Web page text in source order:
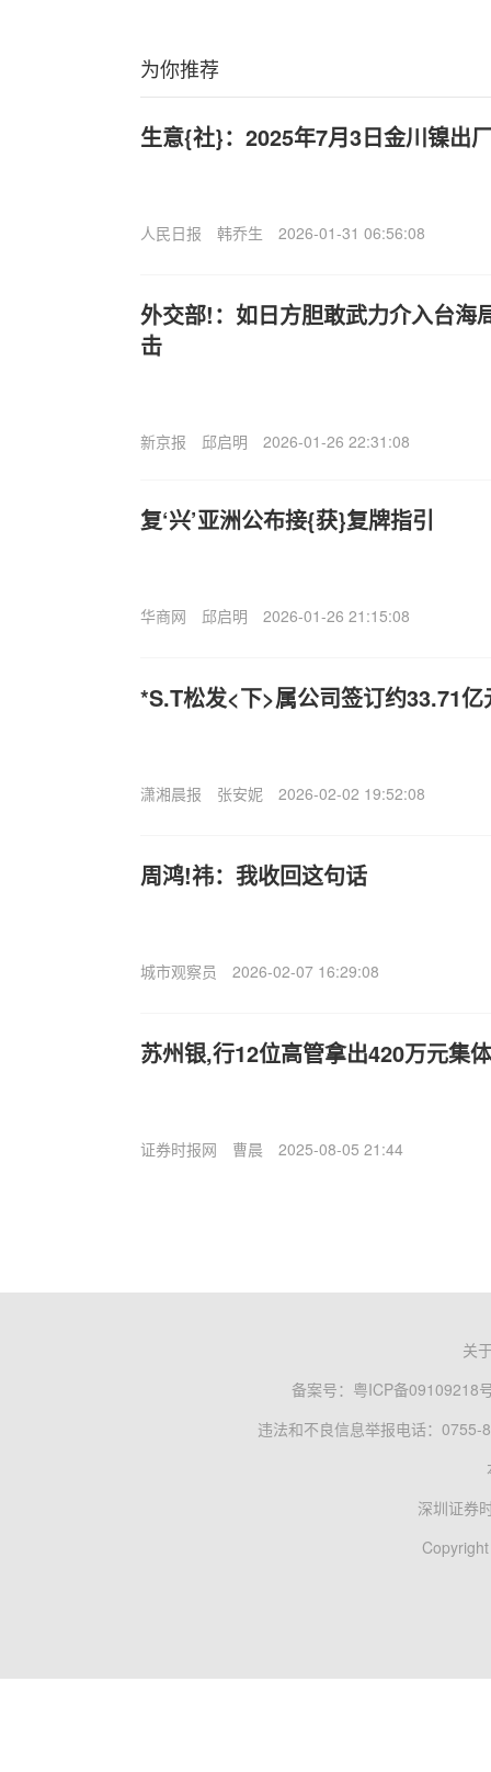
为你推荐
生意{社}：2025年7月3日金川镍出
人民日报 韩乔生 2026-01-31 06:56:08
外交部!：如日方胆敢武力介入台海
击
新京报 邱启明 2026-01-26 22:31:08
复‘兴’亚洲公布接{获}复牌指引
华商网 邱启明 2026-01-26 21:15:08
*S.T松发<下>属公司签订约33.71
潇湘晨报 张安妮 2026-02-02 19:52:08
周鸿!祎：我收回这句话
城市观察员 2026-02-07 16:29:08
苏州银,行12位高管拿出420万元集
证券时报网 曹晨 2025-08-05 21:44
关
备案号： 粤ICP备09109218
违法和不良信息举报电话：0755-
深圳证券